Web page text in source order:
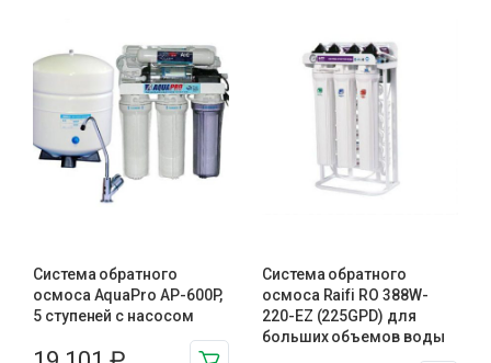
Система обратного
осмоса AquaPro AP-600P,
5 ступеней с насосом
Система обратного
осмоса Raifi RO 388W-
220-EZ (225GPD) для
больших объемов воды